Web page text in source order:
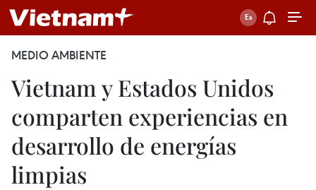
MEDIO AMBIENTE
Vietnam y Estados Unidos
comparten experiencias en
desarrollo de energías
limpias